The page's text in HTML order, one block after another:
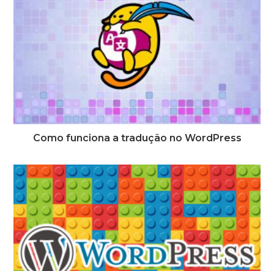
Como funciona a tradução no WordPress